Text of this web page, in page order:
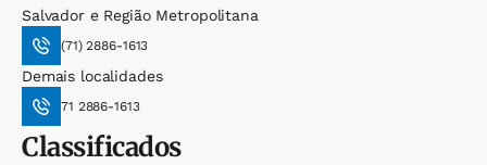
Salvador e Região Metropolitana
(71) 2886-1613
Demais localidades
71 2886-1613
Classificados